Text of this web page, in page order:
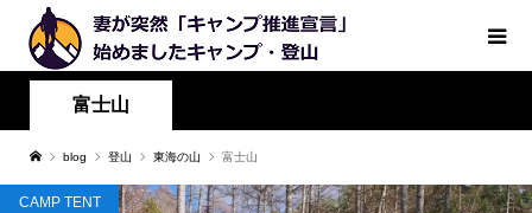
富士山
blog 登山 東海の山 富士山
CAMP TENT